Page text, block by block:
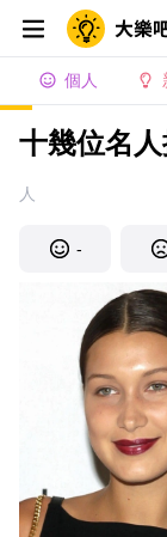
個人
十幾位名
人
-